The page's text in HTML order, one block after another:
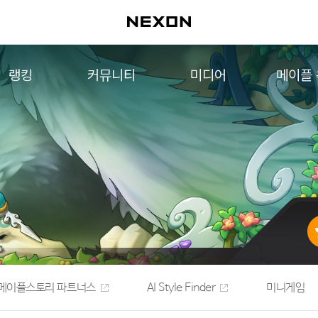
랭킹
텐츠 랭킹
커뮤니티
자유게시판
메이플 아트
메이플 코디
메이플스토리 파트너스
AI Style Finder
미니게임
커뮤니티 아카이브
미디어 메이플
메이플
이플스토리 파트너스 AI Style Finder 미니게임